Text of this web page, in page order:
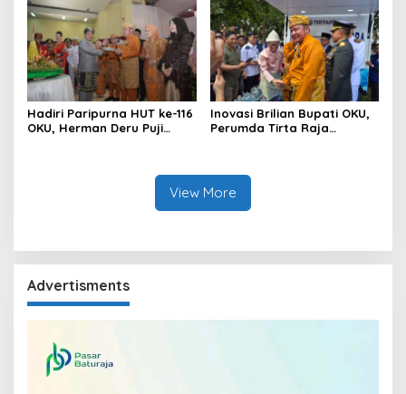
Niaga Bungkam
Hadiri Paripurna HUT ke-116
OKU, Herman Deru Puji
Inovasi Brilian Bupati OKU,
Perumda Tirta Raja
View More
Advertisments